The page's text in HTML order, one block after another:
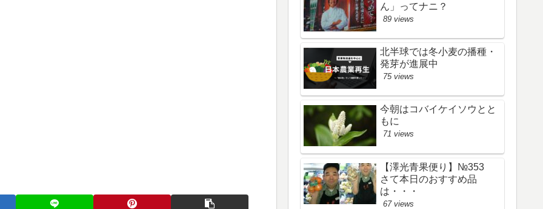
ん」ってナニ？
89 views
北半球では冬小麦の播種・
発芽が進展中
75 views
今朝はコバイケイソウとと
もに
71 views
【澤光青果便り】№353
さて本日のおすすめ品
は・・・
67 views